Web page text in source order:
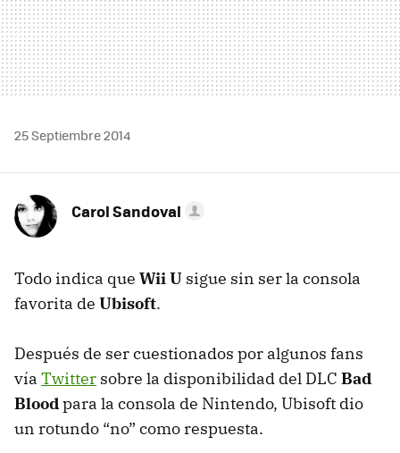
25 Septiembre 2014
Carol Sandoval
Todo indica que Wii U sigue sin ser la consola
favorita de Ubisoft.
Después de ser cuestionados por algunos fans
vía Twitter sobre la disponibilidad del DLC Bad
Bloodpara la consola de Nintendo, Ubisoft dio
un rotundo “no” como respuesta.